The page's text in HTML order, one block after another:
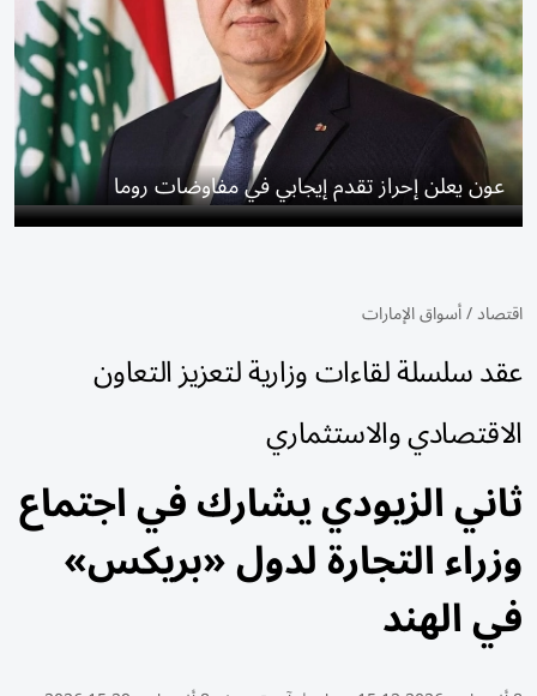
عون يعلن إحراز تقدم إيجابي في مفاوضات روما
اقتصاد/أسواق الإمارات
عقد سلسلة لقاءات وزارية لتعزيز التعاون
الاقتصادي والاستثماري
ثاني الزيودي يشارك في اجتماع
وزراء التجارة لدول «بريكس»
في الهند